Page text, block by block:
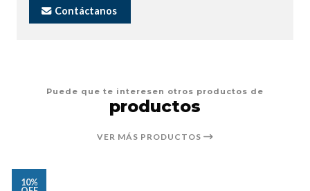
Contáctanos
Puede que te interesen otros productos de
productos
VER MÁS PRODUCTOS
10%